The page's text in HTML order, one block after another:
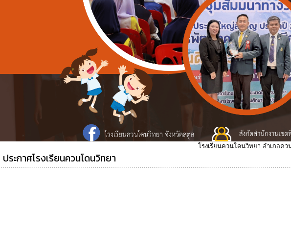
โรงเรียนควนโดนวิทยา อำเภอควนโดน จังหวัดสตูล >> ได้
ประกาศโรงเรียนควนโดนวิทยา